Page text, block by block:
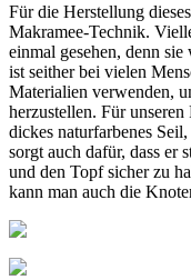
Für die Herstellung
Makramee-Technik.
einmal gesehen, denn
ist seither bei vielen
Materialien verwenden,
herzustellen. Für
dickes naturfarbenes
sorgt auch dafür, dass er
und den Topf sicher zu
kann man auch die